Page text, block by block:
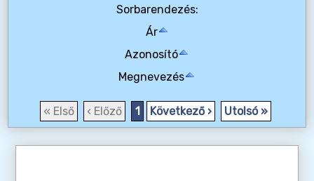
Sorbarendezés:
Ár
Azonosító
Megnevezés
« Első ‹ Előző 1 Következő › Utolsó »